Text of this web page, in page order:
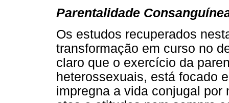
Parentalidade
Os estudos recuperados
transformação em curso no
claro que o exercício da
heterossexuais, está focado
impregna a vida conjugal